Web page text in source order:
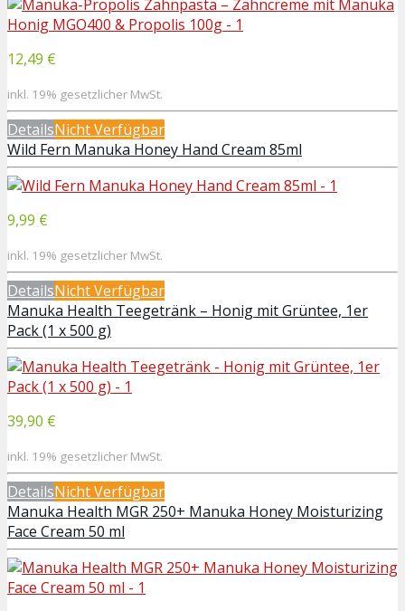
12,49 €
inkl. 19% gesetzlicher MwSt.
DetailsNicht Verfügbar
Wild Fern Manuka Honey Hand Cream 85ml
9,99 €
inkl. 19% gesetzlicher MwSt.
DetailsNicht Verfügbar
Manuka Health Teegetränk – Honig mit Grüntee, 1er
Pack (1 x 500 g)
39,90 €
inkl. 19% gesetzlicher MwSt.
DetailsNicht Verfügbar
Manuka Health MGR 250+ Manuka Honey Moisturizing
Face Cream 50 ml